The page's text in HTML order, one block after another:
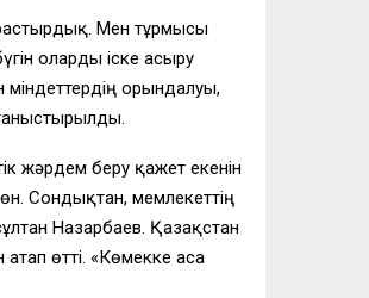
Мен тұрмысы
оларды іске асыру
орындалуы,
жәрдем беру қажет екенін
Сондықтан, мемлекеттің
Назарбаев. Қазақстан
өтті. «Көмекке аса